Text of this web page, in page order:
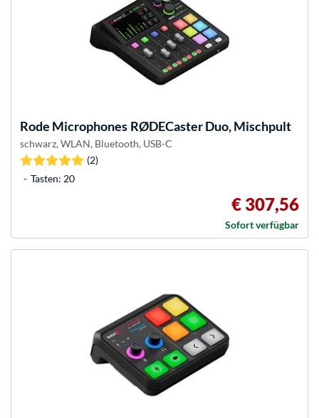
Rode Microphones RØDECaster Duo, Mischpult
schwarz, WLAN, Bluetooth, USB-C
(2)
Tasten: 20
€ 307,56
Sofort verfügbar